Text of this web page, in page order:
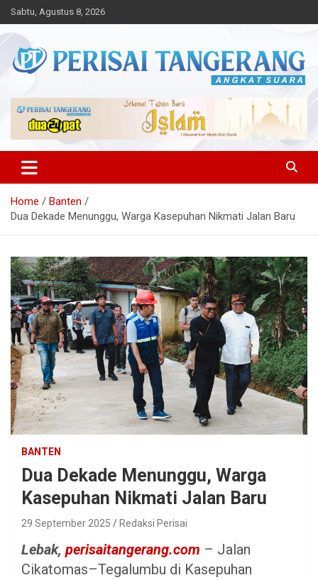
Skip
to
content
Sabtu, Agustus 8, 2026
Perisai Tangerang – Angkat
Suara
Home
Banten
Dua Dekade Menunggu, Warga Kasepuhan Nikmati Jalan Baru
BANTEN
Dua Dekade Menunggu, Warga
Kasepuhan Nikmati Jalan Baru
29 September 2025 Redaksi Perisai
Lebak, perisaitangerang.com – Jalan
Cikatomas–Tegalumbu di Kasepuhan